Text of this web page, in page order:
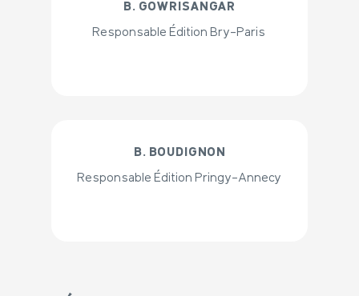
B. GOWRISANGAR
Responsable Édition Bry-Paris
B. BOUDIGNON
Responsable Édition Pringy-Annecy